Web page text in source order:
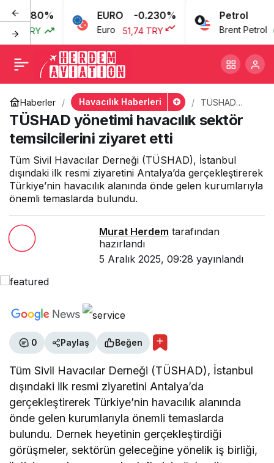
0.080%
TRY
EURO -0.230%
Euro 51,74 TRY
Petrol
Brent Petrol
Haberler Havacılık Haberleri
TÜSHAD
yönetimi
havacılık
ziyaret etti
TÜSHAD yönetimi havacılık sektör
temsilcilerini ziyaret etti
Tüm Sivil Havacılar Derneği (TÜSHAD), İstanbul
dışındaki ilk resmi ziyaretini Antalya’da gerçekleştirerek
Türkiye’nin havacılık alanında önde gelen kurumlarıyla
önemli temaslarda bulundu.
Murat Herdem tarafından
hazırlandı
5 Aralık 2025, 09:28 yayınlandı
0 Paylaş Beğen
Tüm Sivil Havacılar Derneği (TÜSHAD), İstanbul
dışındaki ilk resmi ziyaretini Antalya’da
gerçekleştirerek Türkiye’nin havacılık alanında
önde gelen kurumlarıyla önemli temaslarda
bulundu. Dernek heyetinin gerçekleştirdiği
görüşmeler, sektörün geleceğine yönelik iş birliği,
TÜSHAD yönetimi
havacılık sektör
temsilcilerini ziyaret etti
0